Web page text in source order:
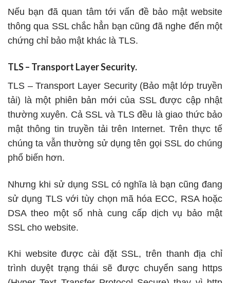
Nếu bạn đã quan tâm tới vấn đề bảo mật website
thông qua SSL chắc hẳn bạn cũng đã nghe đến một
chứng chỉ bảo mật khác là TLS.
TLS – Transport Layer Security.
TLS – Transport Layer Security (Bảo mật lớp truyền
tải) là một phiên bản mới của SSL được cập nhật
thường xuyên. Cả SSL và TLS đều là giao thức bảo
mật thông tin truyền tải trên Internet. Trên thực tế
chúng ta vẫn thường sử dụng tên gọi SSL do chúng
phổ biến hơn.
Nhưng khi sử dụng SSL có nghĩa là bạn cũng đang
sử dụng TLS với tùy chọn mã hóa ECC, RSA hoặc
DSA theo một số nhà cung cấp dịch vụ bảo mật
SSL cho website.
Khi website được cài đặt SSL, trên thanh địa chỉ
trình duyệt trạng thái sẽ được chuyển sang https